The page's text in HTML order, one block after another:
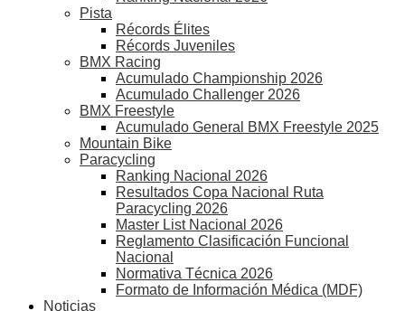
Pista
Récords Élites
Récords Juveniles
BMX Racing
Acumulado Championship 2026
Acumulado Challenger 2026
BMX Freestyle
Acumulado General BMX Freestyle 2025
Mountain Bike
Paracycling
Ranking Nacional 2026
Resultados Copa Nacional Ruta
Paracycling 2026
Master List Nacional 2026
Reglamento Clasificación Funcional
Nacional
Normativa Técnica 2026
Formato de Información Médica (MDF)
Noticias